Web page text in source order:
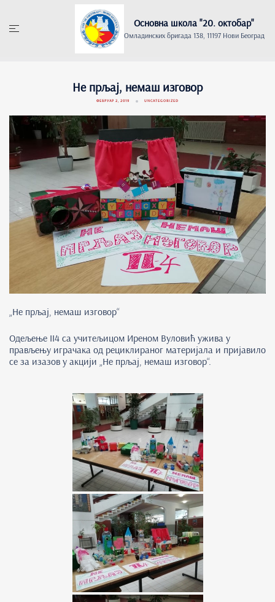
content
Основна школа "20. oктобар"
Омладинских бригада 138, 11197 Нови Београд
Не прљај, немаш изговор
ФЕБРУАР 2, 2019 UNCATEGORIZED
„Не прљај, немаш изговор“
Одељење II4 са учитељицом Иреном Вуловић ужива у
прављењу играчака од рециклираног материјала и пријавило
се за изазов у акцији „Не прљај, немаш изговор“.